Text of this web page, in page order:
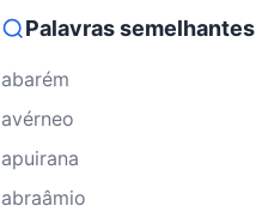
Palavras semelhantes
abarém
avérneo
apuirana
abraâmio